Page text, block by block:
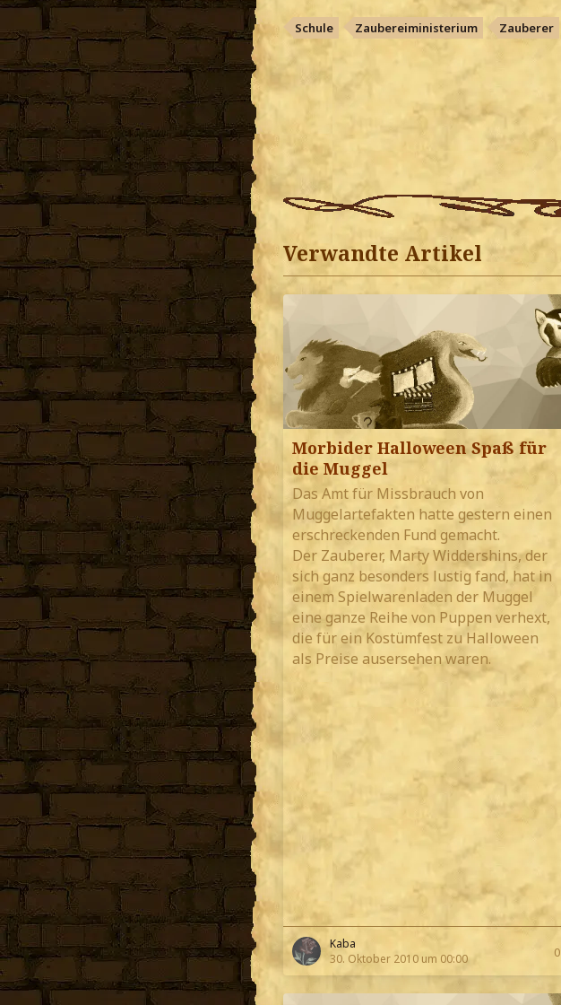
Schule Zaubereiministerium Zauberer
Verwandte Artikel
Morbider Halloween Spaß für
die Muggel
Das Amt für Missbrauch von
Muggelartefakten hatte gestern einen
erschreckenden Fund gemacht.
Der Zauberer, Marty Widdershins, der
sich ganz besonders lustig fand, hat in
einem Spielwarenladen der Muggel
eine ganze Reihe von Puppen verhext,
die für ein Kostümfest zu Halloween
als Preise ausersehen waren.
Kaba
30. Oktober 2010 um 00:00
0